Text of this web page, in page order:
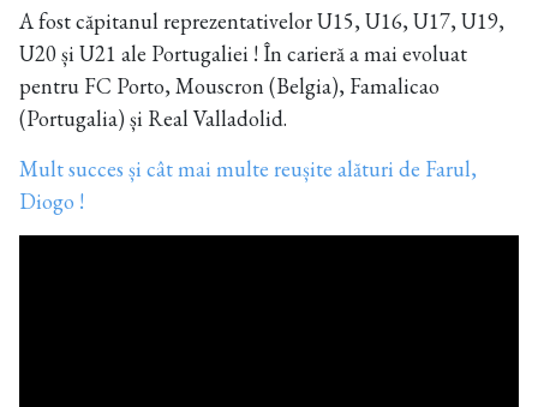
A fost căpitanul reprezentativelor U15, U16, U17, U19,
U20 și U21 ale Portugaliei ! În carieră a mai evoluat
pentru FC Porto, Mouscron (Belgia), Famalicao
(Portugalia) și Real Valladolid.
Mult succes și cât mai multe reușite alături de Farul,
Diogo !